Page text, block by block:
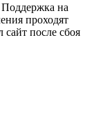
Поддержка на
проходят
после сбоя